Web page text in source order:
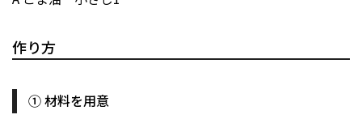
作り方
① 材料を用意